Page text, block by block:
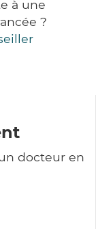
à une
?
docteur en